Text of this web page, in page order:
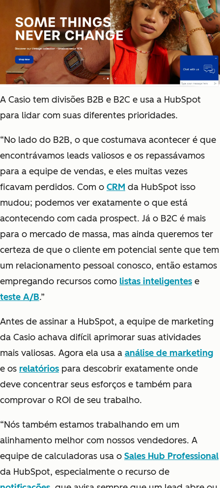
A Casio tem divisões B2B e B2C e usa a HubSpot
para lidar com suas diferentes prioridades.
“No lado do B2B, o que costumava acontecer é que
encontrávamos leads valiosos e os repassávamos
para a equipe de vendas, e eles muitas vezes
ficavam perdidos. Com o CRM da HubSpot isso
mudou; podemos ver exatamente o que está
acontecendo com cada prospect. Já o B2C é mais
para o mercado de massa, mas ainda queremos ter
certeza de que o cliente em potencial sente que tem
um relacionamento pessoal conosco, então estamos
empregando recursos como listas inteligentes e
teste A/B.”
Antes de assinar a HubSpot, a equipe de marketing
da Casio achava difícil aprimorar suas atividades
mais valiosas. Agora ela usa a análise de marketing
e os relatórios para descobrir exatamente onde
deve concentrar seus esforços e também para
comprovar o ROI de seu trabalho.
“Nós também estamos trabalhando em um
alinhamento melhor com nossos vendedores. A
equipe de calculadoras usa o Sales Hub Professional
da HubSpot, especialmente o recurso de